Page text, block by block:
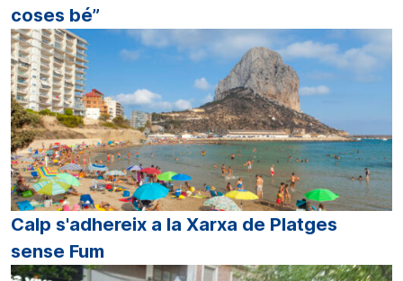
coses bé”
Calp s'adhereix a la Xarxa de Platges
sense Fum